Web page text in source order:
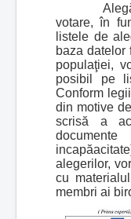
votare, în
listele de
baza datelor
populaţiei,
posibil pe
Conform
din motive
scrisă a
alegerilor,
cu
membri ai